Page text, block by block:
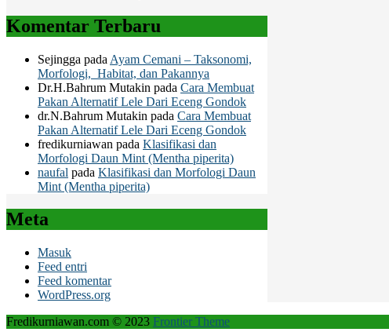
Komentar Terbaru
Sejingga pada Ayam Cemani – Taksonomi,
Morfologi, Habitat, dan Pakannya
Dr.H.Bahrum Mutakin pada Cara Membuat
Pakan Alternatif Lele Dari Eceng Gondok
dr.N.Bahrum Mutakin pada Cara Membuat
Pakan Alternatif Lele Dari Eceng Gondok
fredikurniawan pada Klasifikasi dan
Morfologi Daun Mint (Mentha piperita)
naufal pada Klasifikasi dan Morfologi Daun
Mint (Mentha piperita)
Meta
Masuk
Feed entri
Feed komentar
WordPress.org
Fredikurniawan.com © 2023 Frontier Theme